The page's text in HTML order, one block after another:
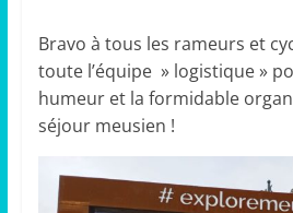
Bravo à tous les rameurs et
toute l’équipe » logistique »
humeur et la formidable
séjour meusien !